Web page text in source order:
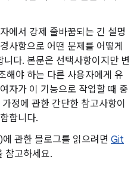
에서 강제 줄바꿈되는 긴 설명
사항으로 어떤 문제를 어떻게
니다. 본문은 선택사항이지만 변
해야 하는 다른 사용자에게 유
자가 이 기능으로 작업할 때 중
정에 관한 간단한 참고사항이
합니다.
관한 블로그를 읽으려면 Git
참고하세요.